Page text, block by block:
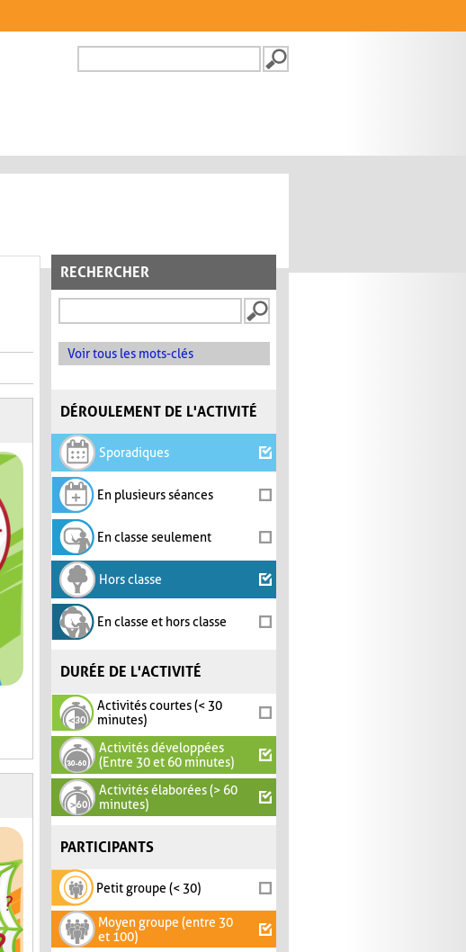
FORMULAIRE DE
RECHERCHER
Voir tous les mots-clés
DÉROULEMENT DE L'ACTIVITÉ
Sporadiques
En plusieurs séances
En classe seulement
Hors classe
En classe et hors classe
DURÉE DE L'ACTIVITÉ
Activités courtes (< 30
minutes)
Activités développées
(Entre 30 et 60 minutes)
Activités élaborées (> 60
minutes)
PARTICIPANTS
Petit groupe (< 30)
Moyen groupe (entre 30
et 100)